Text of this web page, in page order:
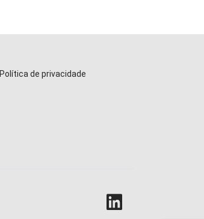
Política de privacidade